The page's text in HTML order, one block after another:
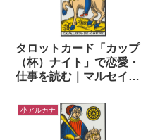
タロットカード「カップ
（杯）ナイト」で恋愛・
仕事を読む｜マルセイユ
小アルカナ